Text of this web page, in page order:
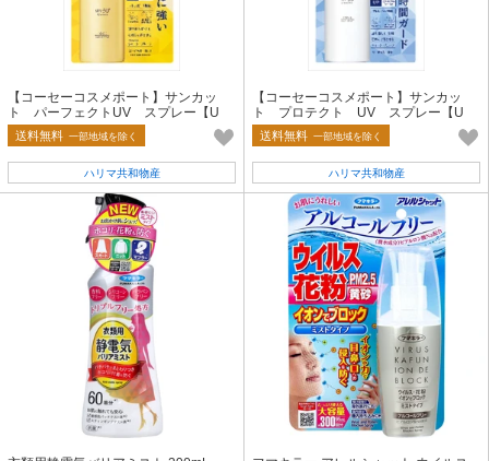
【コーセーコスメポート】サンカッ
ト パーフェクトUV スプレー【U
V・日焼け止め】
送料無料 一部地域を除く
ハリマ共和物産
【コーセーコスメポート】サンカッ
ト プロテクト UV スプレー【U
V・日焼け止め】
送料無料 一部地域を除く
ハリマ共和物産